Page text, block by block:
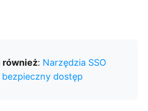
również: Narzędzia SSO
dostęp